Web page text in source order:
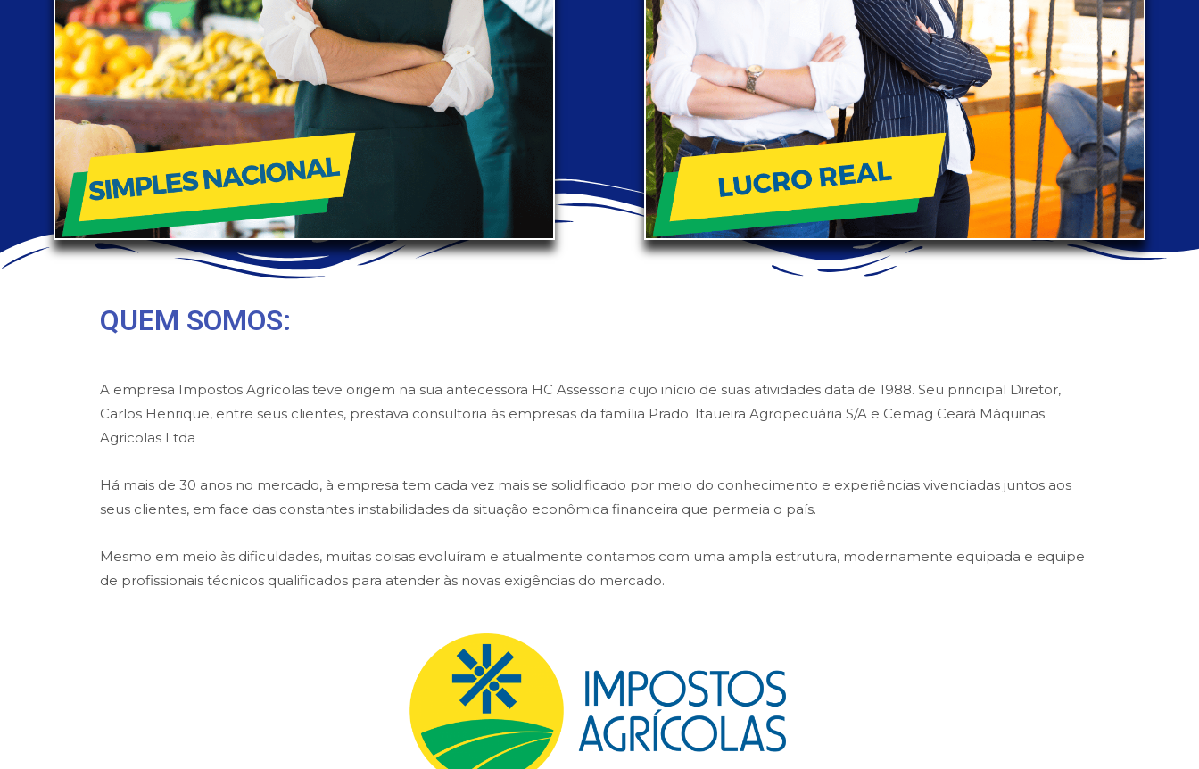
QUEM SOMOS:
A empresa Impostos Agrícolas teve origem na sua antecessora HC Assessoria cujo início de suas atividades data de 1988. Seu principal Diretor,
Carlos Henrique, entre seus clientes, prestava consultoria às empresas da família Prado: Itaueira Agropecuária S/A e Cemag Ceará Máquinas
Agricolas Ltda
Há mais de 30 anos no mercado, à empresa tem cada vez mais se solidificado por meio do conhecimento e experiências vivenciadas juntos aos
seus clientes, em face das constantes instabilidades da situação econômica financeira que permeia o país.
Mesmo em meio às dificuldades, muitas coisas evoluíram e atualmente contamos com uma ampla estrutura, modernamente equipada e equipe
de profissionais técnicos qualificados para atender às novas exigências do mercado.